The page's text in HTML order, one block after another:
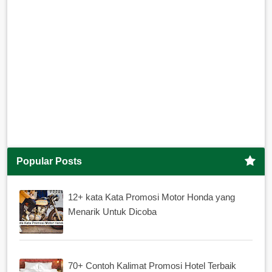
Popular Posts
12+ kata Kata Promosi Motor Honda yang
Menarik Untuk Dicoba
70+ Contoh Kalimat Promosi Hotel Terbaik